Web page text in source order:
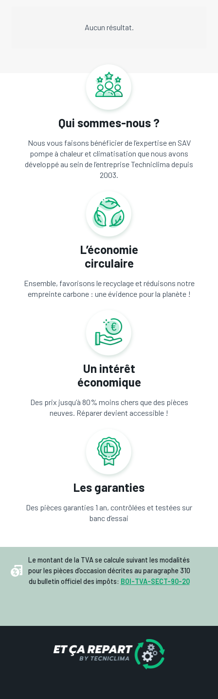
Aucun résultat.
Qui sommes-nous ?
Nous vous faisons bénéficier de l’expertise en SAV
pompe à chaleur et climatisation que nous avons
développé au sein de l’entreprise Techniclima depuis
2003.
L’économie
circulaire
Ensemble, favorisons le recyclage et réduisons notre
empreinte carbone : une évidence pour la planète !
Un intérêt
économique
Des prix jusqu’à 80% moins chers que des pièces
neuves. Réparer devient accessible !
Les garanties
Des pièces garanties 1 an, contrôlées et testées sur
banc d’essai
Le montant de la TVA se calcule suivant les modalités
pour les pièces d’occasion décrites au paragraphe 310
du bulletin officiel des impôts: BOI-TVA-SECT-90-20